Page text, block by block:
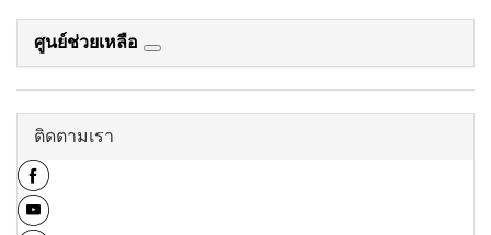
ศูนย์ช่วยเหลือ
ติดตามเรา